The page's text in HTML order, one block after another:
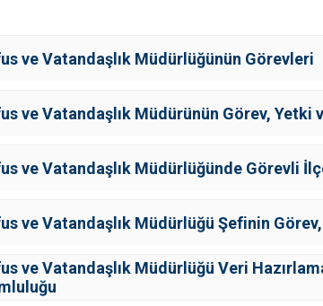
ve Vatandaşlık Müdürlüğünün Görevleri
ve Vatandaşlık Müdürünün Görev, Yetki
ve Vatandaşlık Müdürlüğünde Görevli
ve Vatandaşlık Müdürlüğü Şefinin
ve Vatandaşlık Müdürlüğü Veri